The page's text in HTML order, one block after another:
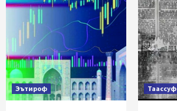
Эътироф Таассуф